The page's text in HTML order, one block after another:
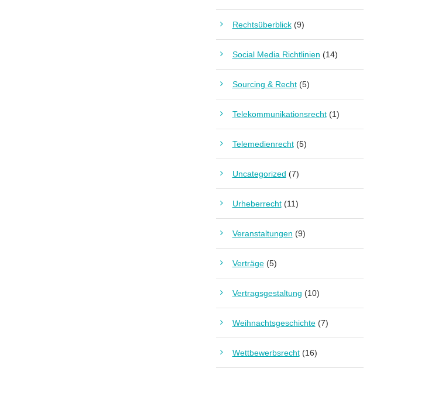
Rechtsüberblick(9)
Social Media Richtlinien (14)
Sourcing & Recht(5)
Telekommunikationsrecht(1)
Telemedienrecht(5)
Uncategorized (7)
Urheberrecht(11)
Veranstaltungen (9)
Verträge(5)
Vertragsgestaltung (10)
Weihnachtsgeschichte(7)
Wettbewerbsrecht(16)